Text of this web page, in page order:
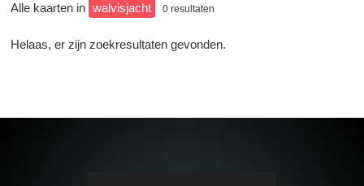
Alle kaarten in walvisjacht 0 resultaten
Helaas, er zijn zoekresultaten gevonden.